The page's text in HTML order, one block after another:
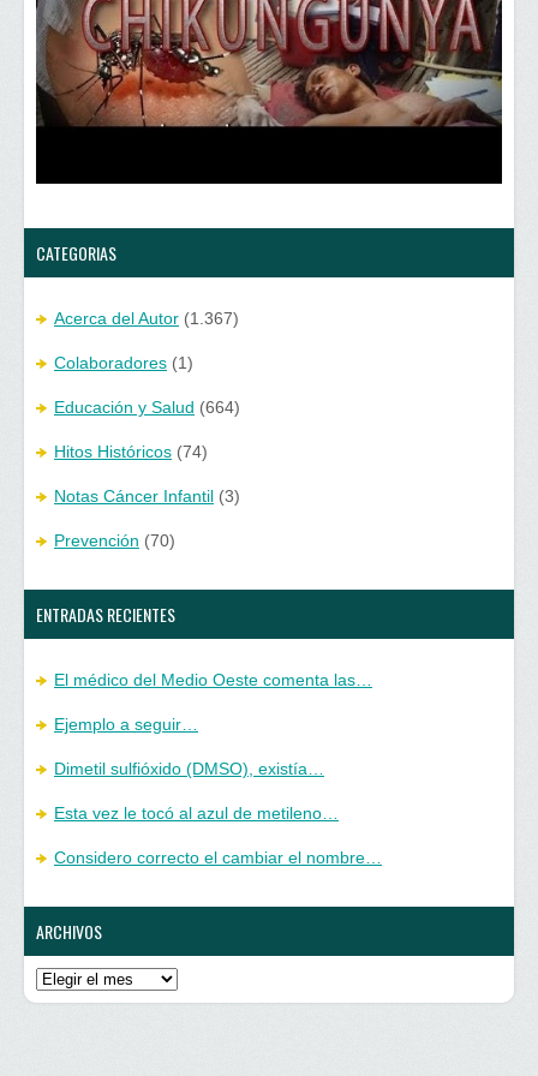
n
a
v
e
n
t
a
n
a
v
u
n
a
v
e
n
t
a
n
e
)
CATEGORIAS
Acerca del Autor (1.367)
Colaboradores (1)
Educación y Salud (664)
Hitos Históricos (74)
Notas Cáncer Infantil (3)
Prevención (70)
ENTRADAS RECIENTES
El médico del Medio Oeste comenta las…
Ejemplo a seguir…
Dimetil sulfióxido (DMSO), existía…
Esta vez le tocó al azul de metileno…
Considero correcto el cambiar el nombre…
ARCHIVOS
Archivos